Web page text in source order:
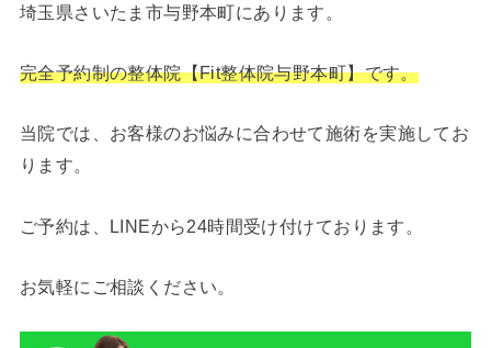
埼玉県さいたま市与野本町にあります。
完全予約制の整体院【Fit整体院与野本町】です。
当院では、お客様のお悩みに合わせて施術を実施してお
ります。
ご予約は、LINEから24時間受け付けております。
お気軽にご相談ください。